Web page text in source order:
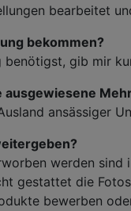
bearbeitet
bekommen?
benötigst, gib mir
ausgewiesene
ansässiger
werden
gestattet die
bewerben